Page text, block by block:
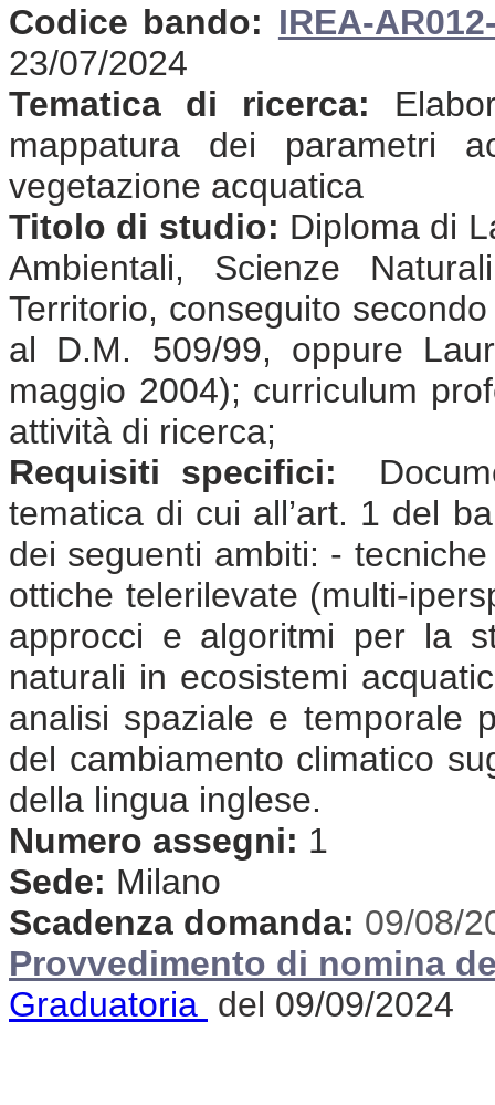
Codice bando: IREA-
23/07/2024
Tematica di ricerca:
mappatura dei parametri
vegetazione acquatica
Titolo di studio: Diploma di
Ambientali, Scienze
Territorio, conseguito
al D.M. 509/99, oppure
maggio 2004); curriculum
attività di ricerca;
Requisiti specifici:
tematica di cui all’art. 1 del
dei seguenti ambiti: -
ottiche telerilevate (multi-
approcci e algoritmi per la
naturali in ecosistemi
analisi spaziale e temporale
del cambiamento climatico
della lingua inglese.
Numero assegni: 1
Sede: Milano
Scadenza domanda: 09/08/
Provvedimento di nomina
Graduatoria del 09/09/2024